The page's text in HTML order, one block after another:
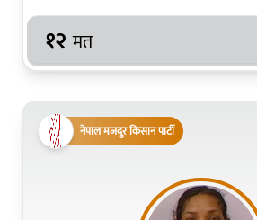
१२ मत
नेपाल मजदुर किसान पार्टी